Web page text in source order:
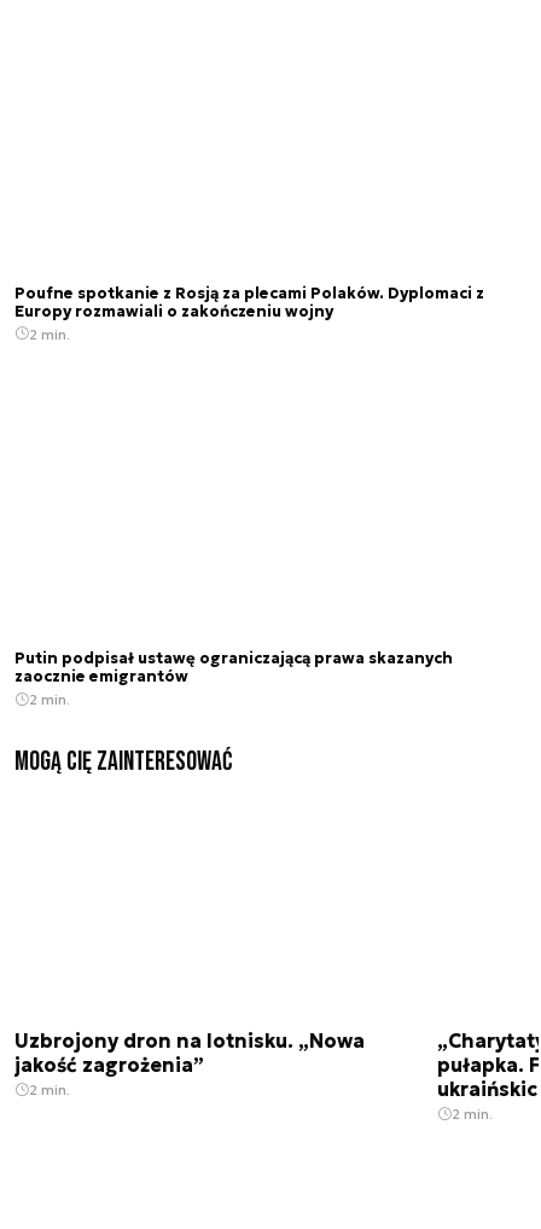
Poufne spotkanie z Rosją za plecami Polaków. Dyplomaci z
Europy rozmawiali o zakończeniu wojny
2 min.
Putin podpisał ustawę ograniczającą prawa skazanych
zaocznie emigrantów
2 min.
Mogą Cię zainteresować
Uzbrojony dron na lotnisku. „Nowa
jakość zagrożenia”
2 min.
pułapka.
2 min.